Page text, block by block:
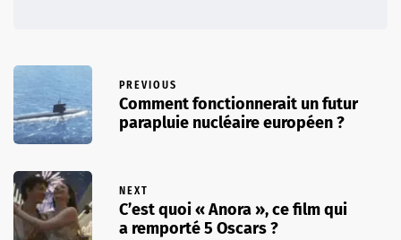
PREVIOUS
Comment fonctionnerait un futur
parapluie nucléaire européen ?
NEXT
C’est quoi « Anora », ce film qui
a remporté 5 Oscars ?